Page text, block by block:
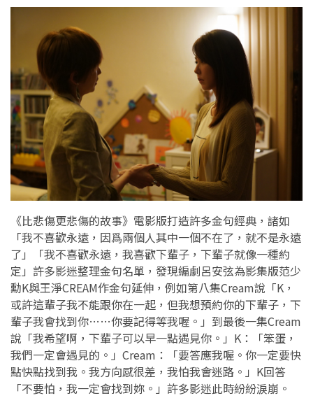
《比悲傷更悲傷的故事》電影版打造許多金句經典，諸如
「我不喜歡永遠，因爲兩個人其中一個不在了，就不是永遠
了」「我不喜歡永遠，我喜歡下輩子，下輩子就像一種約
定」許多影迷整理金句名單，發現編劇呂安弦為影集版范少
勳K與王淨CREAM作金句延伸，例如第八集Cream說「K，
或許這輩子我不能跟你在一起，但我想預約你的下輩子，下
輩子我會找到你……你要記得等我喔。」到最後一集Cream
說「我希望啊，下輩子可以早一點遇見你。」K：「笨蛋，
我們一定會遇見的。」Cream：「要答應我喔。你一定要快
點快點找到我。我方向感很差，我怕我會迷路。」K回答
「不要怕，我一定會找到妳。」許多影迷此時紛紛淚崩。